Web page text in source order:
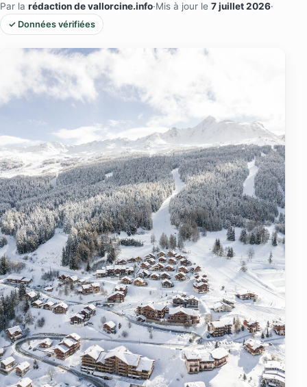
Par la rédaction de vallorcine.info·Mis à jour le 7 juillet 2026·
✓ Données vérifiées